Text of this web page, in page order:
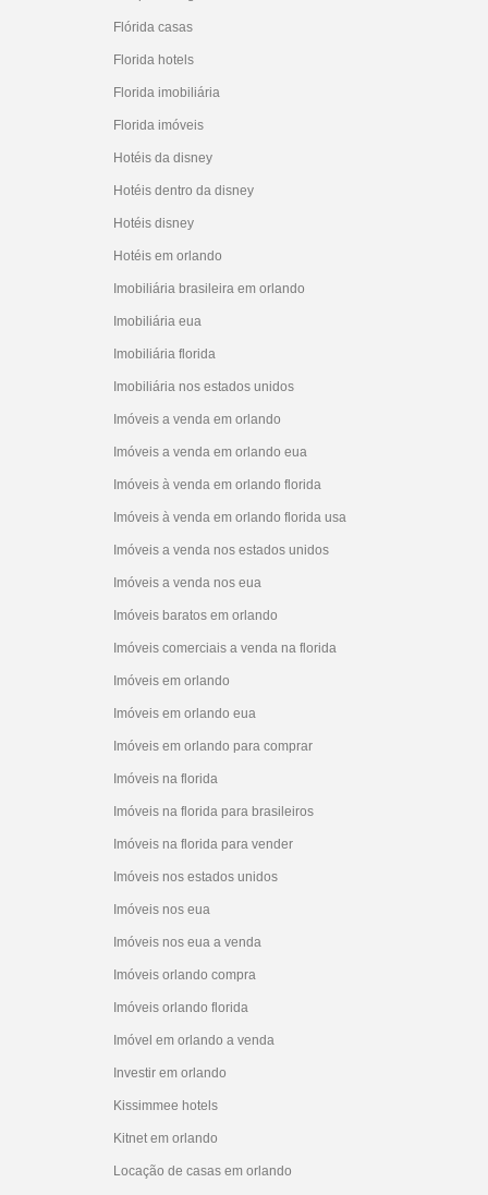
Flórida casas
Florida hotels
Florida imobiliária
Florida imóveis
Hotéis da disney
Hotéis dentro da disney
Hotéis disney
Hotéis em orlando
Imobiliária brasileira em orlando
Imobiliária eua
Imobiliária florida
Imobiliária nos estados unidos
Imóveis a venda em orlando
Imóveis a venda em orlando eua
Imóveis à venda em orlando florida
Imóveis à venda em orlando florida usa
Imóveis a venda nos estados unidos
Imóveis a venda nos eua
Imóveis baratos em orlando
Imóveis comerciais a venda na florida
Imóveis em orlando
Imóveis em orlando eua
Imóveis em orlando para comprar
Imóveis na florida
Imóveis na florida para brasileiros
Imóveis na florida para vender
Imóveis nos estados unidos
Imóveis nos eua
Imóveis nos eua a venda
Imóveis orlando compra
Imóveis orlando florida
Imóvel em orlando a venda
Investir em orlando
Kissimmee hotels
Kitnet em orlando
Locação de casas em orlando